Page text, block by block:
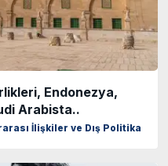
Endonezya,
Arabista..
İlişkiler ve Dış Politika